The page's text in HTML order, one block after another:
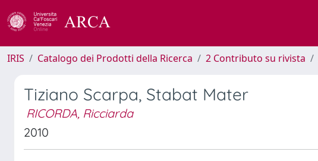
IRIS Catalogo dei Prodotti della Ricerca 2 Contributo su rivista
Tiziano Scarpa, Stabat Mater
RICORDA, Ricciarda
2010